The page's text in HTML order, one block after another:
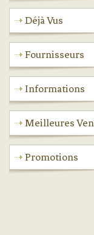
Déjà Vus
Fournisseurs
Informations
Meilleures
Promotions